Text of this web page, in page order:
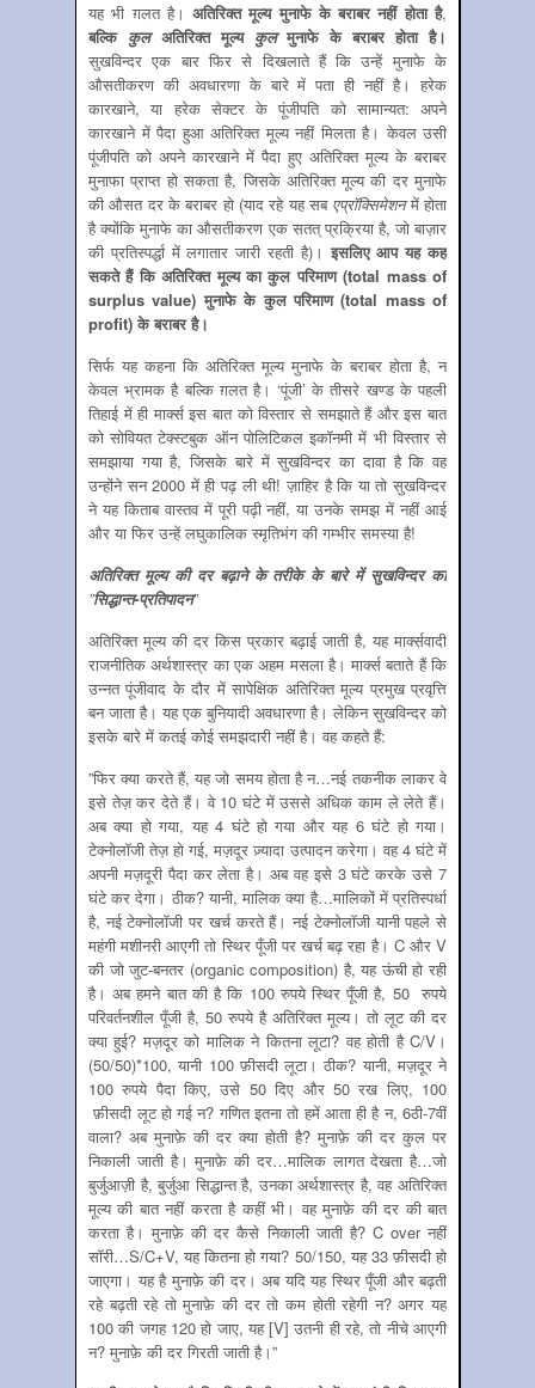
यह भी ग़लत है।अतिरिक्‍त मूल्य मुनाफे के बराबर नहीं होता है,
बल्कि कुलअतिरिक्‍त मूल्‍य कुलमुनाफे के बराबर होता है।
सुखविन्‍दर एक बार फिर से दिखलाते हैं कि उन्‍हें मुनाफे के
औसतीकरण की अवधारणा के बारे में पता ही नहीं है। हरेक
कारखाने, या हरेक सेक्‍टर के पूंजीपति को सामान्‍यत: अपने
कारखाने में पैदा हुआ अतिरिक्‍त मूल्‍य नहीं मिलता है। केवल उसी
पूंजीपति को अपने कारखाने में पैदा हुए अतिरिक्‍त मूल्‍य के बराबर
मुनाफा प्राप्‍त हो सकता है, जिसके अतिरिक्‍त मूल्‍य की दर मुनाफे
की औसत दर के बराबर हो (याद रहे यह सब एप्रॉक्सिमेशनमें होता
है क्‍योंकि मुनाफे का औसतीकरण एक सतत् प्रक्रिया है, जो बाज़ार
की प्रतिस्‍पर्द्धा में लगातार जारी रहती है)। इसलिए आप यह कह
सकते हैं कि अतिरिक्‍त मूल्‍य का कुल परिमाण (total mass of
surplus value) मुनाफे के कुल परिमाण (total mass of
profit) के बराबर है।
सिर्फ यह कहना कि अतिरिक्‍त मूल्‍य मुनाफे के बराबर होता है, न
केवल भ्रामक है बल्कि ग़लत है। ‘पूंजी’ के तीसरे खण्‍ड के पहली
तिहाई में ही मार्क्‍स इस बात को विस्‍तार से समझाते हैं और इस बात
को सोवियत टेक्‍स्‍टबुक ऑन पोलिटिकल इकॉनमी में भी विस्‍तार से
समझाया गया है, जिसके बारे में सुखविन्‍दर का दावा है कि वह
उन्‍होंने सन 2000 में ही पढ़ ली थी! ज़ाहिर है कि या तो सुखविन्‍दर
ने यह किताब वास्‍तव में पूरी पढ़ी नहीं, या उनके समझ में नहीं आई
और या फिर उन्‍हें लघुकालिक स्‍मृतिभंग की गम्‍भीर समस्‍या है!
अतिरिक्‍त मूल्‍य की दर बढ़ाने के तरीके के बारे में सुखविन्‍दर का
”सिद्धान्‍त-प्रतिपादन”
अतिरिक्‍त मूल्‍य की दर किस प्रकार बढ़ाई जाती है, यह मार्क्‍सवादी
राजनीतिक अर्थशास्‍त्र का एक अहम मसला है। मार्क्‍स बताते हैं कि
उन्‍नत पूंजीवाद के दौर में सापेक्षिक अतिरिक्‍त मूल्‍य प्रमुख प्रवृत्ति
बन जाता है। यह एक बुनियादी अवधारणा है। लेकिन सुखविन्‍दर को
इसके बारे में कतई कोई समझदारी नहीं है। वह कहते हैं:
”फिर क्या करते हैं, यह जो समय होता है न…नई तकनीक लाकर वे
इसे तेज़ कर देते हैं। वे 10 घंटे में उससे अधिक काम ले लेते हैं।
अब क्या हो गया, यह 4 घंटे हो गया और यह 6 घंटे हो गया।
टेक्नोलॉजी तेज़ हो गई, मज़दूर ज़्यादा उत्पादन करेगा। वह 4 घंटे में
अपनी मज़दूरी पैदा कर लेता है। अब वह इसे 3 घंटे करके उसे 7
घंटे कर देगा। ठीक? यानी, मालिक क्या है…मालिकों में प्रतिस्पर्धा
है, नई टेक्नोलॉजी पर खर्च करते हैं। नई टेक्नोलॉजी यानी पहले से
महंगी मशीनरी आएगी तो स्थिर पूँजी पर खर्च बढ़ रहा है। C और V
की जो जुट-बनतर (organic composition) है, यह ऊंची हो रही
है। अब हमने बात की है कि 100 रुपये स्थिर पूँजी है, 50 रुपये
परिवर्तनशील पूँजी है, 50 रुपये है अतिरिक्त मूल्य। तो लूट की दर
क्या हुई? मज़दूर को मालिक ने कितना लूटा? वह होती है C/V।
(50/50)*100, यानी 100 फ़ीसदी लूटा। ठीक? यानी, मज़दूर ने
100 रुपये पैदा किए, उसे 50 दिए और 50 रख लिए, 100
फ़ीसदी लूट हो गई न? गणित इतना तो हमें आता ही है न, 6ठी-7वीं
वाला? अब मुनाफ़े की दर क्या होती है? मुनाफ़े की दर कुल पर
निकाली जाती है। मुनाफ़े की दर…मालिक लागत देखता है…जो
बुर्जुआज़ी है, बुर्जुआ सिद्धान्त है, उनका अर्थशास्त्र है, वह अतिरिक्त
मूल्य की बात नहीं करता है कहीं भी। वह मुनाफ़े की दर की बात
करता है। मुनाफ़े की दर कैसे निकाली जाती है? C over नहीं
सॉरी…S/C+V, यह कितना हो गया? 50/150, यह 33 फ़ीसदी हो
जाएगा। यह है मुनाफ़े की दर। अब यदि यह स्थिर पूँजी और बढ़ती
रहे बढ़ती रहे तो मुनाफ़े की दर तो कम होती रहेगी न? अगर यह
100 की जगह 120 हो जाए, यह [V] उतनी ही रहे, तो नीचे आएगी
न? मुनाफ़े की दर गिरती जाती है।”